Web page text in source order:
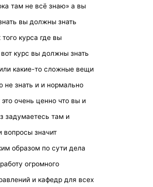
там не всё знаю» а вы
вы должны знать
курса где вы
вот курс вы должны знать
какие-то сложные вещи
не знать и и нормально
это очень ценно что вы и
задумаетесь там и
вопросы значит
образом по сути дела
огромного
и кафедр для всех